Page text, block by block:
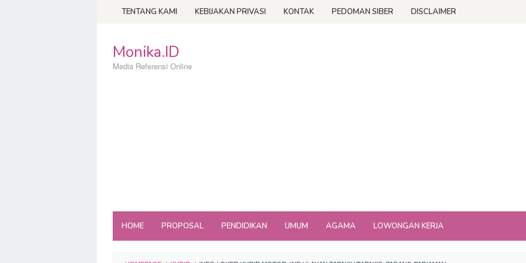
TENTANG KAMI KEBIJAKAN PRIVASI KONTAK PEDOMAN SIBER DISCLAIMER
Monika.ID
Media Referensi Online
HOME PROPOSAL PENDIDIKAN UMUM AGAMA LOWONGAN KERJA